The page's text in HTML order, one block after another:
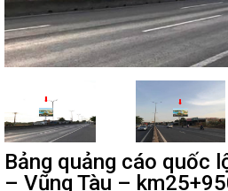
Bảng quảng cáo quốc
– Vũng Tàu –